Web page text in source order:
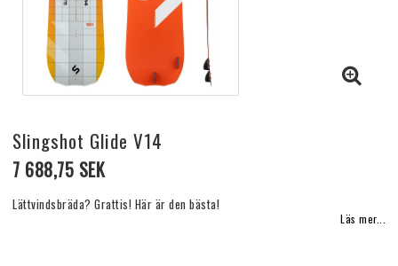
Slingshot Glide V14
7 688,75 SEK
Lättvindsbräda? Grattis! Här är den bästa!
Läs mer...